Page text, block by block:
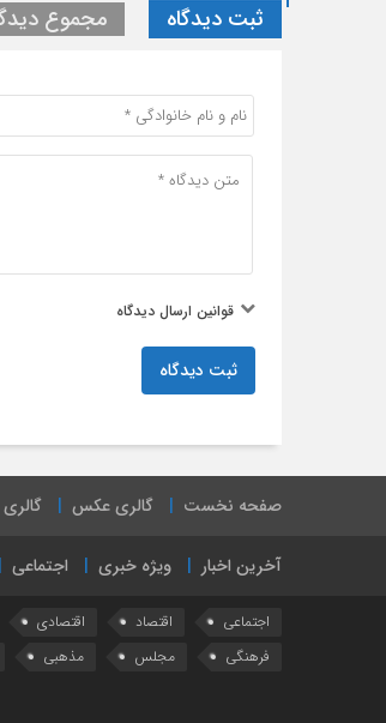
ثبت دیدگاه مجموع
قوانین ارسال دیدگاه
ثبت دیدگاه
صفحه نخست گالری عکس
آخرین اخبار ویژه خبری اجتماعی
اجتماعی اقتصاد اقتصادی
فرهنگی
مجلس مذهبی